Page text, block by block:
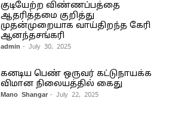
குடியேற்ற விண்ணப்பத்தை
ஆதரித்தமை குறித்து
முதன்முறையாக வாய்திறந்த கேரி
ஆனந்தசங்கரி
admin - July 30, 2025
கனடிய பெண் ஒருவர் கட்டுநாயக்க
விமான நிலையத்தில் கைது
Mano Shangar - July 22, 2025